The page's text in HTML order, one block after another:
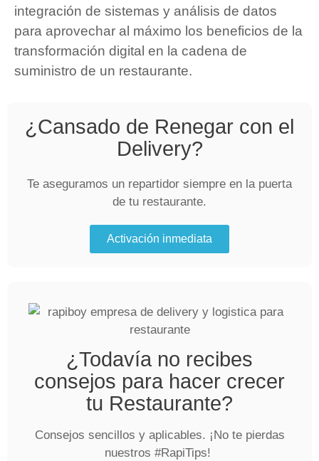
integración de sistemas y análisis de datos
para aprovechar al máximo los beneficios de la
transformación digital en la cadena de
suministro de un restaurante.
¿Cansado de Renegar con el
Delivery?
Te aseguramos un repartidor siempre en la puerta
de tu restaurante.
Activación inmediata
¿Todavía no recibes
consejos para hacer crecer
tu Restaurante?
Consejos sencillos y aplicables. ¡No te pierdas
nuestros #RapiTips!